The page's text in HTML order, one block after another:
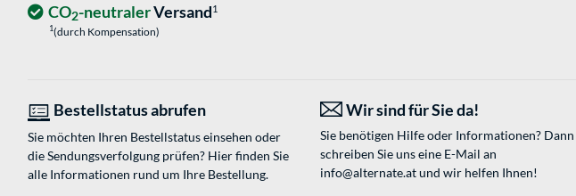
CO2-neutralerVersand1
1(durch Kompensation)
Bestellstatus abrufen
Sie möchten Ihren Bestellstatus einsehen oder
die Sendungsverfolgung prüfen? Hier finden Sie
alle Informationen rund um Ihre Bestellung.
Wir sind für Sie da!
Sie benötigen Hilfe oder Informationen? Dann
schreiben Sie uns eine E-Mail an
info@alternate.atund wir helfen Ihnen!